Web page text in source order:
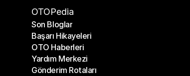
OTOPedia
Son Bloglar
Son Bloglar
Başarı Hikayeleri
Başarı Hikayeleri
OTO Haberleri
OTO Haberleri
Yardım Merkezi
Yardım Merkezi
Gönderim Rotaları